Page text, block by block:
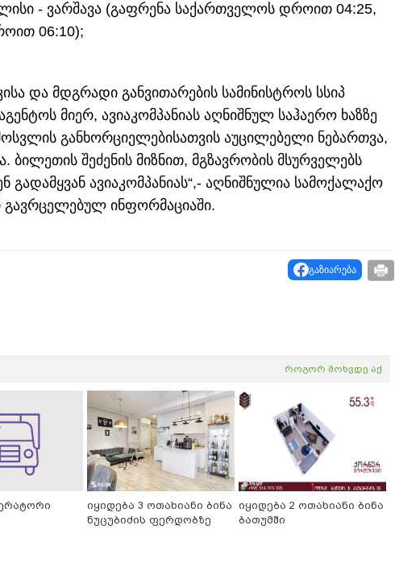
- ვარშავა (გაფრენა საქართველოს დროით 04:25,
06:10);
და მდგრადი განვითარების სამინისტროს სსიპ
მიერ, ავიაკომპანიას აღნიშნულ საჰაერო ხაზზე
განხორციელებისათვის აუცილებელი ნებართვა,
ბილეთის შეძენის მიზნით, მგზავრობის მსურველებს
გადამყვან ავიაკომპანიას“,- აღნიშნულია სამოქალაქო
გავრცელებულ ინფორმაციაში.
გაზიარება
როგორ მოხვდე აქ
იყიდება 3 ოთახიანი ბინა
ნუცუბიძის ფერდობზე
იყიდება 2 ოთახიანი ბინა
ბათუმში